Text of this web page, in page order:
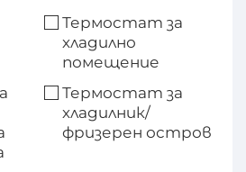
Термостат за
хладилно
помещение
Термостат за
хладилник/
фризерен остров